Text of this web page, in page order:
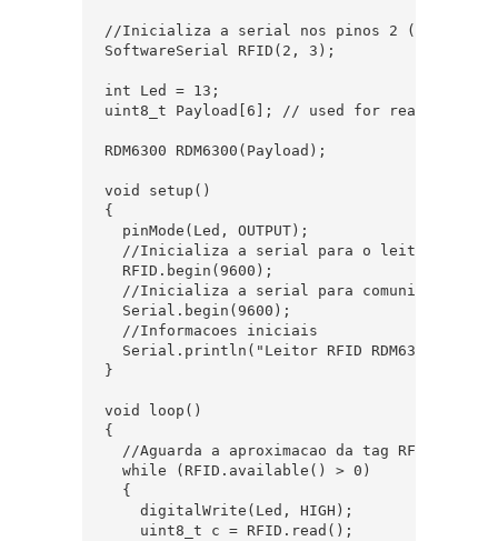
//Inicializa a serial nos pinos 2 (RX) e 3
SoftwareSerial RFID(2, 3);
int Led = 13;
uint8_t Payload[6]; // used for read
RDM6300 RDM6300(Payload);
void setup()
{
  pinMode(Led, OUTPUT);
//Inicializa a serial para o leitor
  RFID.begin(9600);
//Inicializa a serial para comunicacao
  Serial.begin(9600);
  //Informacoes iniciais
  Serial.println("Leitor RFID RDM6300n");
}
void loop()
{
  //Aguarda a aproximacao da tag RFID
  while (RFID.available() > 0)
  {
    digitalWrite(Led, HIGH);
    uint8_t c = RFID.read();